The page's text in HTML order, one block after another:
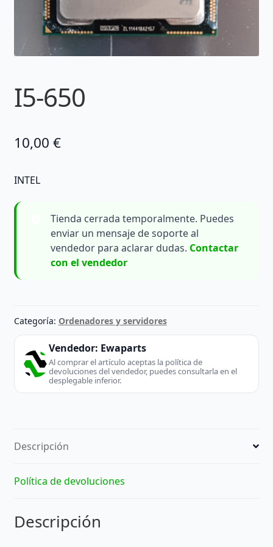
I5-650
10,00 €
INTEL
Tienda cerrada temporalmente. Puedes
enviar un mensaje de soporte al
vendedor para aclarar dudas. Contactar
con el vendedor
Categoría: Ordenadores y servidores
Vendedor: Ewaparts
Al comprar el artículo aceptas la política de
devoluciones del vendedor, puedes consultarla en el
desplegable inferior.
Descripción
Política de devoluciones
Descripción